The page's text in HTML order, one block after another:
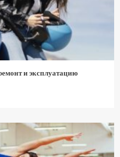
и эксплуатацию